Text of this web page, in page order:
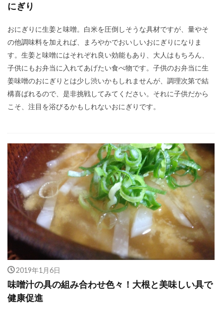
にぎり
おにぎりに生姜と味噌。白米を圧倒しそうな具材ですが、量やそ
の他調味料を加えれば、まろやかでおいしいおにぎりになりま
す。生姜と味噌にはそれぞれ良い効能もあり、大人はもちろん、
子供にもお弁当に入れてあげたい食べ物です。子供のお弁当に生
姜味噌のおにぎりとは少し渋いかもしれませんが、調理次第で結
構喜ばれるので、是非挑戦してみてください。それに子供だから
こそ、注目を浴びるかもしれないおにぎりです。
2019年1月6日
味噌汁の具の組み合わせ色々！大根と美味しい具で
健康促進